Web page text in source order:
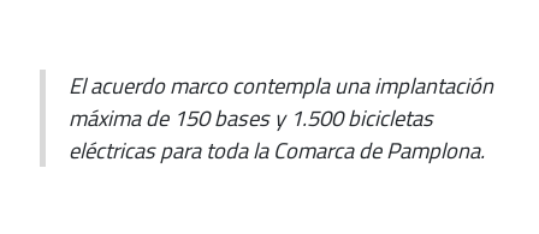
El acuerdo marco contempla una implantación
máxima de 150 bases y 1.500 bicicletas
eléctricas para toda la Comarca de Pamplona.